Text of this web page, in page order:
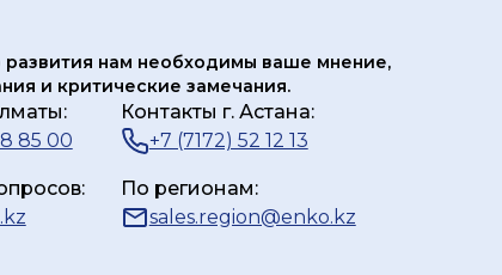
нам необходимы ваше мнение,
и критические замечания.
85 00
Контакты г. Астана:
+7 (7172) 52 12 13
По регионам:
sales.region@enko.kz